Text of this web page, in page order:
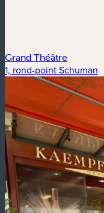
Grand Théâtre
1, rond-point Schuman